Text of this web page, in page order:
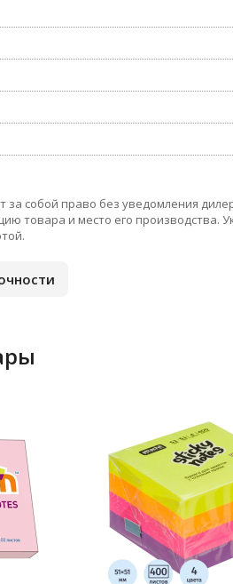
за собой право без уведомления
товара и место его производства.